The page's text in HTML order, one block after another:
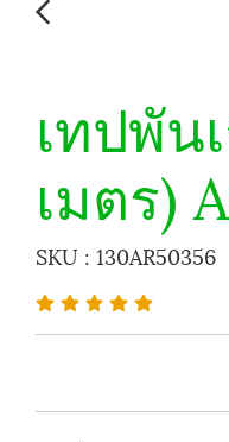
เทปพัน
เมตร)
SKU : 130AR50356